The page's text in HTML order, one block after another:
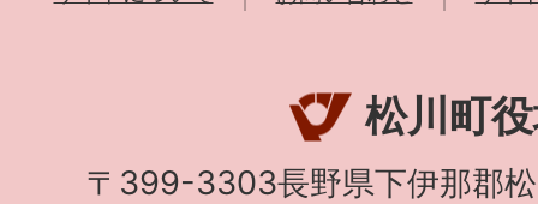
松川町
〒399-3303長野県下伊那郡